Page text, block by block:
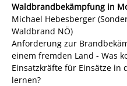
Waldbrandbekämpfung in
Michael Hebesberger
Waldbrand NÖ)
Anforderung zur
einem fremden Land - Was
Einsatzkräfte für Einsätze in
lernen?